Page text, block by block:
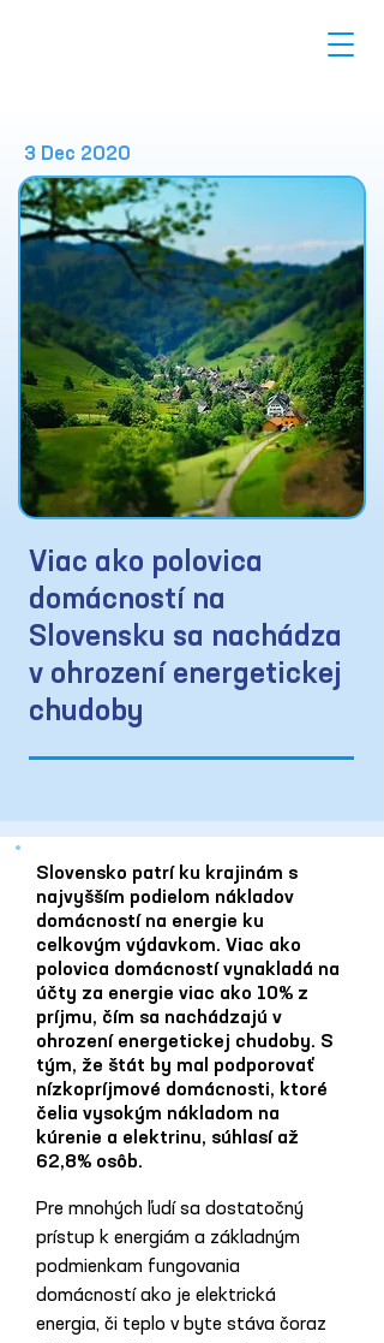
3 Dec 2020
Viac ako polovica
domácností na
Slovensku sa nachádza
v ohrození energetickej
chudoby
Slovensko patrí ku krajinám s
najvyšším podielom nákladov
domácností na energie ku
celkovým výdavkom. Viac ako
polovica domácností vynakladá na
účty za energie viac ako 10% z
príjmu, čím sa nachádzajú v
ohrození energetickej chudoby. S
tým, že štát by mal podporovať
nízkopríjmové domácnosti, ktoré
čelia vysokým nákladom na
kúrenie a elektrinu, súhlasí až
62,8% osôb.
Pre mnohých ľudí sa dostatočný
prístup k energiám a základným
podmienkam fungovania
domácností ako je elektrická
energia, či teplo v byte stáva čoraz